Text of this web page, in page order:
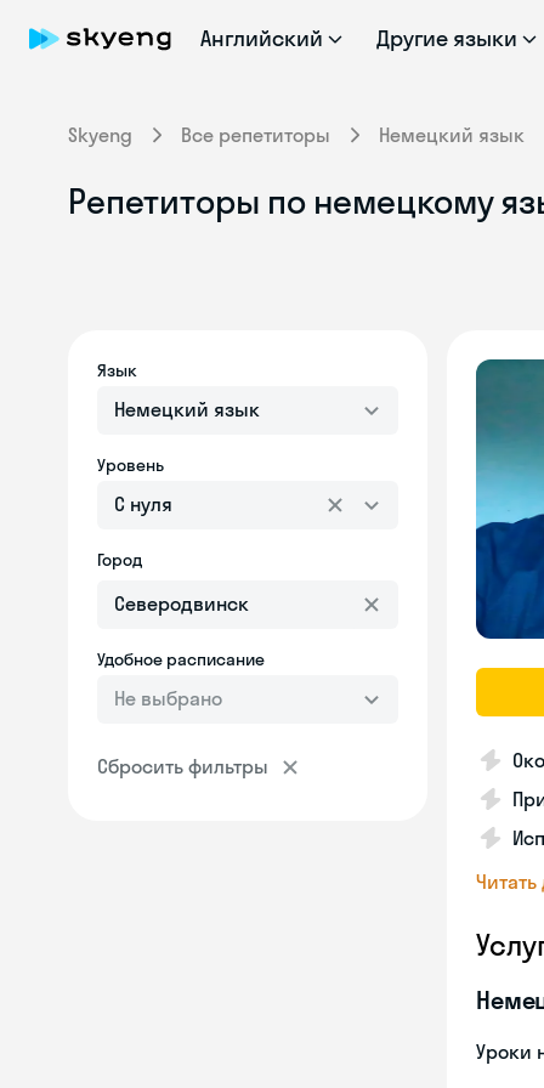
Английский Другие языки
Skyeng Все репетиторы Немецкий язык
Репетиторы по немецкому
Язык
Немецкий язык
Уровень
С нуля
Город
Удобное расписание
Не выбрано
Сбросить фильтры
Уроки